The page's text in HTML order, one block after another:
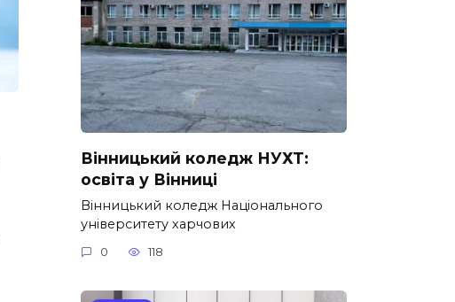
Вінницький коледж НУХТ:
освіта у Вінниці
Вінницький коледж Національного
університету харчових
0 118